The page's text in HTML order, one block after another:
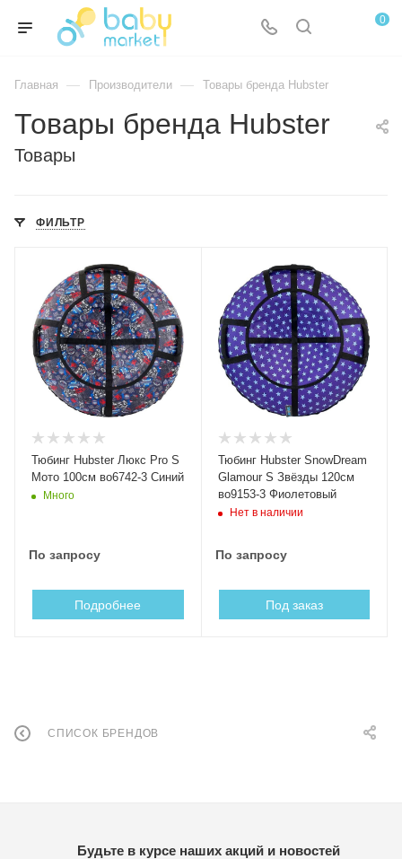
0
Главная — Производители — Товары бренда Hubster
Товары бренда Hubster
Товары
ФИЛЬТР
Тюбинг Hubster Люкс Pro S
Мото 100см во6742-3 Синий
Много
По запросу
Подробнее
Тюбинг Hubster SnowDream
Glamour S Звёзды 120см
во9153-3 Фиолетовый
Нет в наличии
По запросу
Под заказ
СПИСОК БРЕНДОВ
Будьте в курсе наших акций и новостей